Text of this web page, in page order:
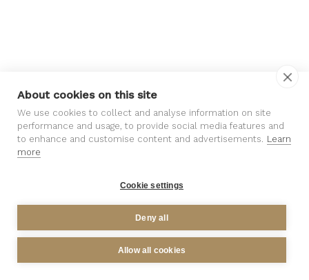
About cookies on this site
We use cookies to collect and analyse information on site
performance and usage, to provide social media features and
to enhance and customise content and advertisements. Learn
more
Cookie settings
Deny all
Allow all cookies